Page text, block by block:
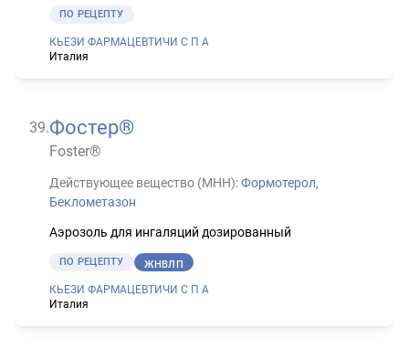
ПО РЕЦЕПТУ
КЬЕЗИ ФАРМАЦЕВТИЧИ С П А
Италия
39.Фостер®
Foster®
Действующее вещество (МНН):Формотерол,
Беклометазон
Аэрозоль для ингаляций дозированный
ПО РЕЦЕПТУ ЖНВЛП
КЬЕЗИ ФАРМАЦЕВТИЧИ С П А
Италия